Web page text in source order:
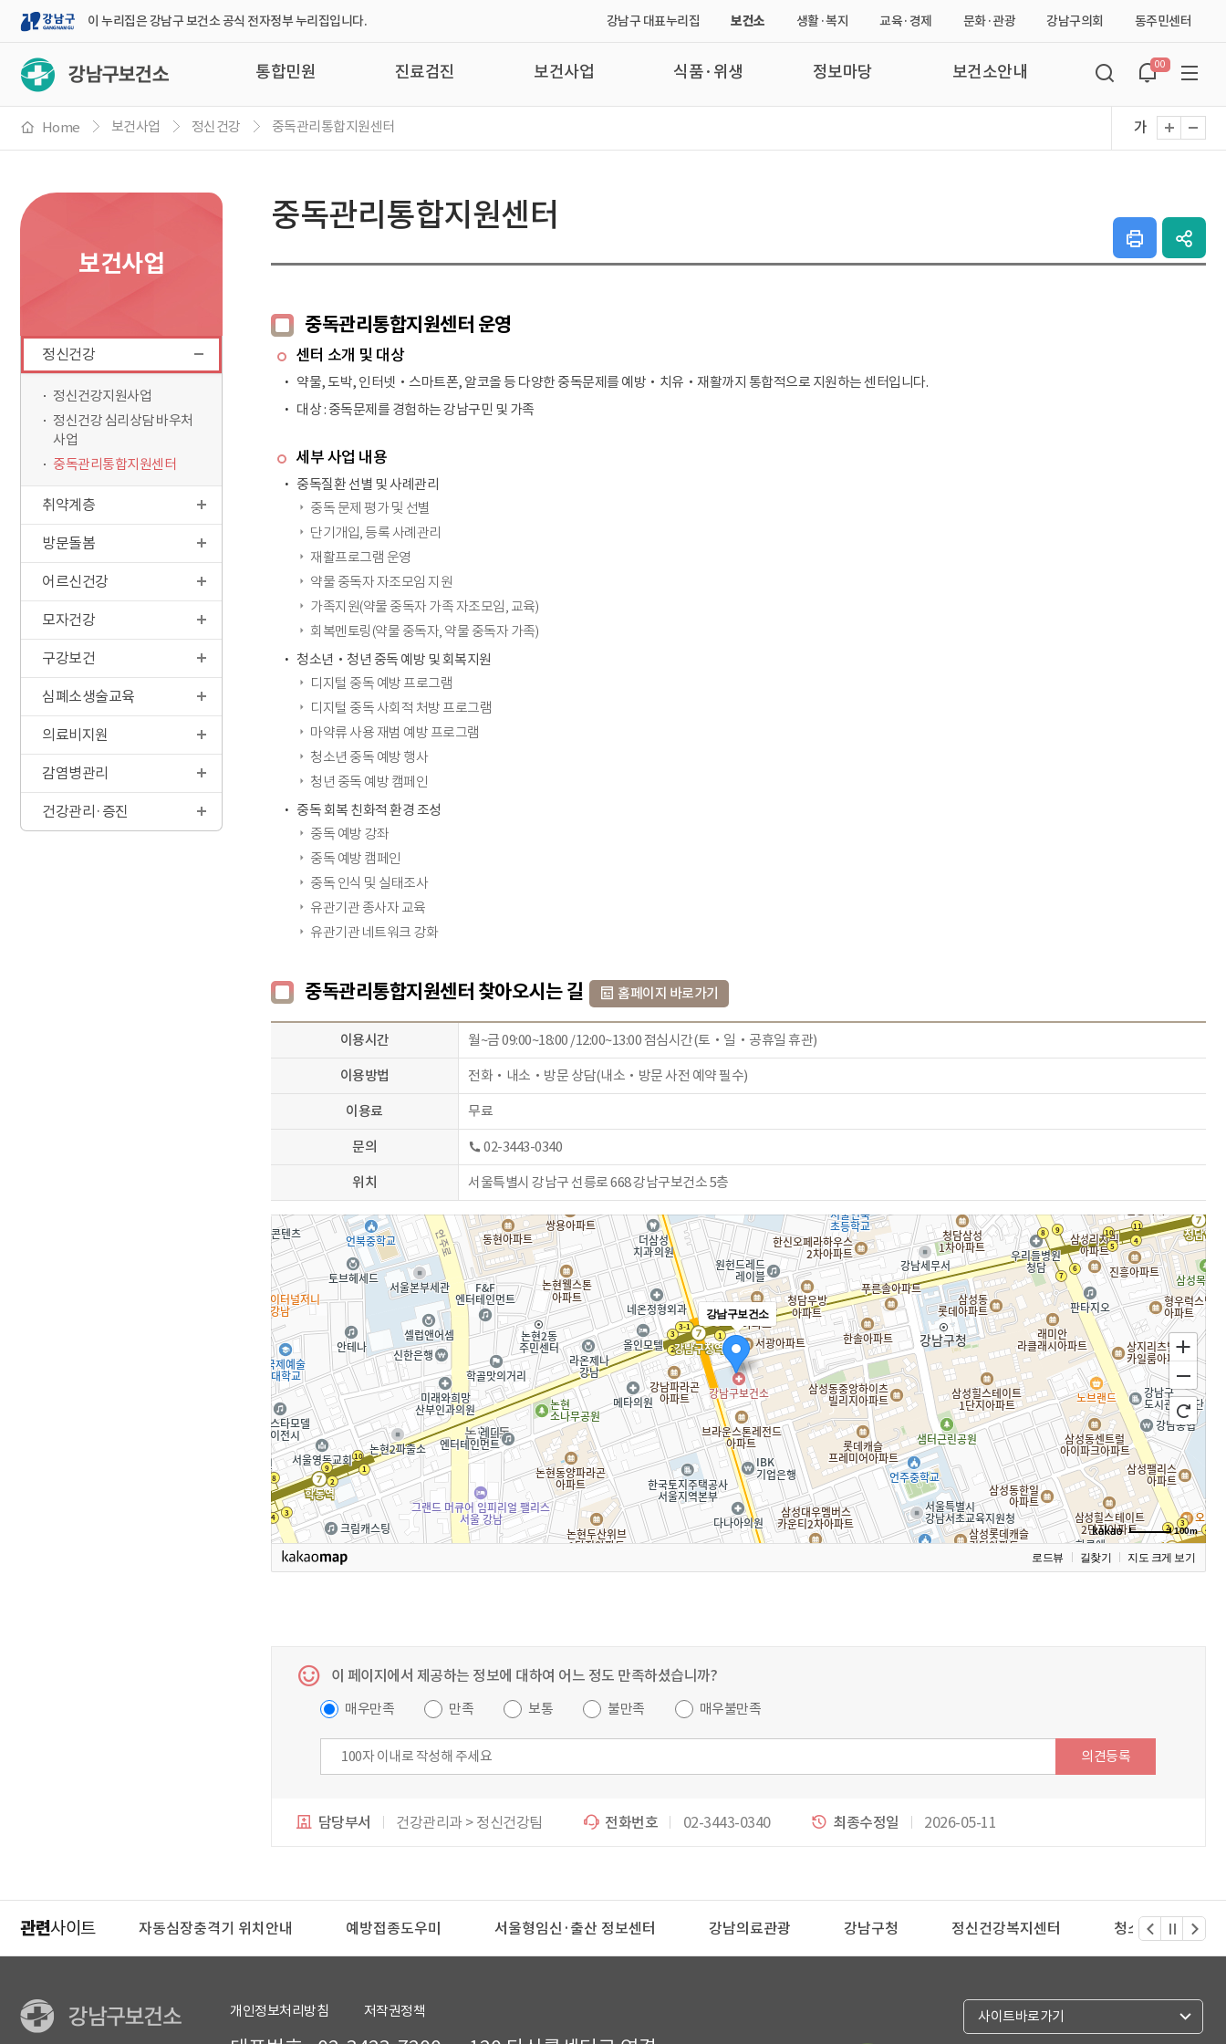
강
남
구
이 누리집은 강남구 보건소 공식 전자정부 누리집입니다. 강남구 대표누리집 보건소 생활·복지
열
기
교육·경제
기
문화·관광
열
기
강남구의회
기
동주민센터
열
기
통합민원 진료검진 보건사업 식품·위생 정보마당 보건소안내
검
색
창
팝
업
00
맵
Home 보건사업 정신건강 중독관리통합지원센터
크
가
보건사업
정신건강
정신건강지원사업
정신건강 심리상담 바우처
사업
중독관리통합지원센터
취약계층
방문돌봄
어르신건강
모자건강
구강보건
심폐소생술교육
의료비지원
감염병관리
건강관리·증진
중독관리통합지원센터
쇄
하
공
유
중독관리통합지원센터 운영
센터 소개 및 대상
약물, 도박, 인터넷‧스마트폰, 알코올 등 다양한 중독문제를 예방‧치유‧재활까지 통합적으로 지원하는 센터입니다.
대상 : 중독문제를 경험하는 강남구민 및 가족
세부 사업 내용
중독질환 선별 및 사례관리
중독 문제 평가 및 선별
단기개입, 등록 사례관리
재활프로그램 운영
약물 중독자 자조모임 지원
가족지원(약물 중독자 가족 자조모임, 교육)
회복멘토링(약물 중독자, 약물 중독자 가족)
청소년‧청년 중독 예방 및 회복지원
디지털 중독 예방 프로그램
디지털 중독 사회적 처방 프로그램
마약류 사용 재범 예방 프로그램
청소년 중독 예방 행사
청년 중독 예방 캠페인
중독 회복 친화적 환경 조성
중독 예방 강좌
중독 예방 캠페인
중독 인식 및 실태조사
유관기관 종사자 교육
유관기관 네트워크 강화
중독관리통합지원센터 찾아오시는 길 홈페이지 바로가기
이용시간 월~금 09:00~18:00 /12:00~13:00 점심시간(토‧일‧공휴일 휴관)
이용방법 전화‧내소‧방문 상담(내소‧방문 사전 예약 필수)
이용료 무료
문의 02-3443-0340
위치 서울특별시 강남구 선릉로 668 강남구보건소 5층
강남구보건소
100m
로드뷰 길찾기 지도 크게 보기
이 페이지에서 제공하는 정보에 대하여 어느 정도 만족하셨습니까?
매우만족 만족 보통 불만족 매우불만족
의견등록
담당부서 건강관리과 > 정신건강팀 전화번호 02-3443-0340 최종수정일 2026-05-11
관련사이트
기 위치안내 예방접종도우미 서울형임신·출산 정보센터 강남의료관광 강남구청 정신건강복지센터 청소년심리지원센터 사이쉼 식품안전나라
개인정보처리방침 저작권정책 사이트바로가기